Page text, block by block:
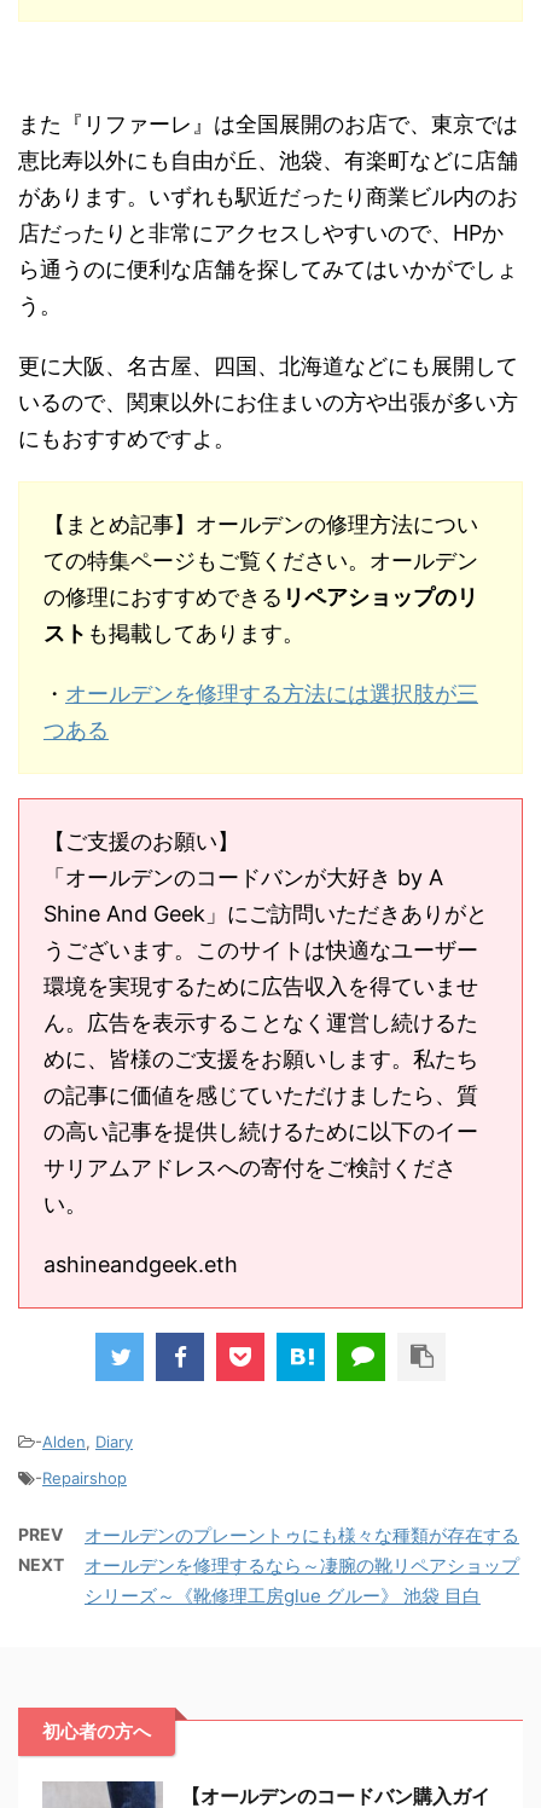
また『リファーレ』は全国展開のお店で、東京では
恵比寿以外にも自由が丘、池袋、有楽町などに店舗
があります。いずれも駅近だったり商業ビル内のお
店だったりと非常にアクセスしやすいので、 HPか
ら通うのに便利な店舗を探してみてはいかがでしょ
う。
更に大阪、名古屋、四国、北海道などにも展開して
いるので、関東以外にお住まいの方や出張が多い方
にもおすすめですよ。
【まとめ記事】オールデンの修理方法につい
ての特集ページもご覧ください。オールデン
の修理におすすめできる リペアショップのリ
スト も掲載してあります。
・ オールデンを修理する方法には選択肢が三
つある
【ご支援のお願い】
「オールデンのコードバンが大好き by A
Shine And Geek」にご訪問いただきありがと
うございます。このサイトは快適なユーザー
環境を実現するために広告収入を得ていませ
ん。広告を表示することなく運営し続けるた
めに、皆様のご支援をお願いします。私たち
の記事に価値を感じていただけましたら、質
の高い記事を提供し続けるために以下のイー
サリアムアドレスへの寄付をご検討くださ
い。
ashineandgeek.eth
-Alden, Diary
-Repairshop
PREV オールデンのプレーントゥにも様々な種類が存在する
NEXT
オールデンを修理するなら～凄腕の靴リペアショップ
シリーズ～《靴修理工房glue グルー》 池袋 目白
初心者の方へ
【オールデンのコードバン購入ガイ